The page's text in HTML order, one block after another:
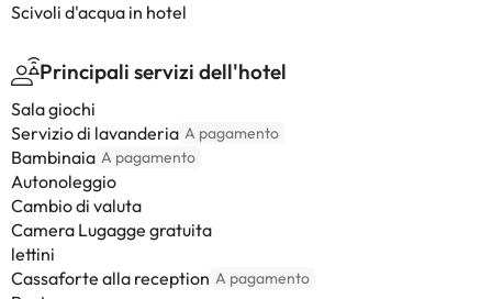
Scivoli d'acqua in hotel
Principali servizi dell'hotel
Sala giochi
Servizio di lavanderia A pagamento
Bambinaia A pagamento
Autonoleggio
Cambio di valuta
Camera Lugagge gratuita
lettini
Cassaforte alla reception A pagamento